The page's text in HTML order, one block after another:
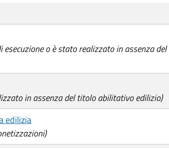
esecuzione o è stato realizzato in assenza
in assenza del titolo abilitativo edilizio)
edilizia